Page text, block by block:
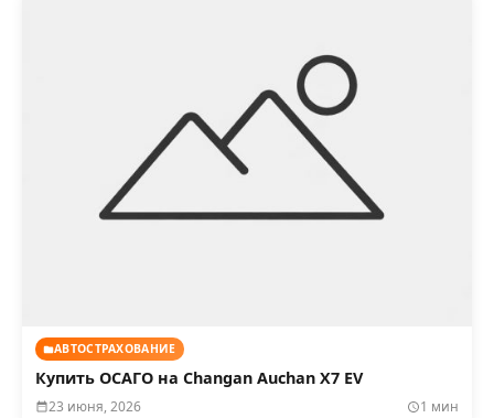
АВТОСТРАХОВАНИЕ
Купить ОСАГО на Changan Auchan X7 EV
23 июня, 2026 1 мин